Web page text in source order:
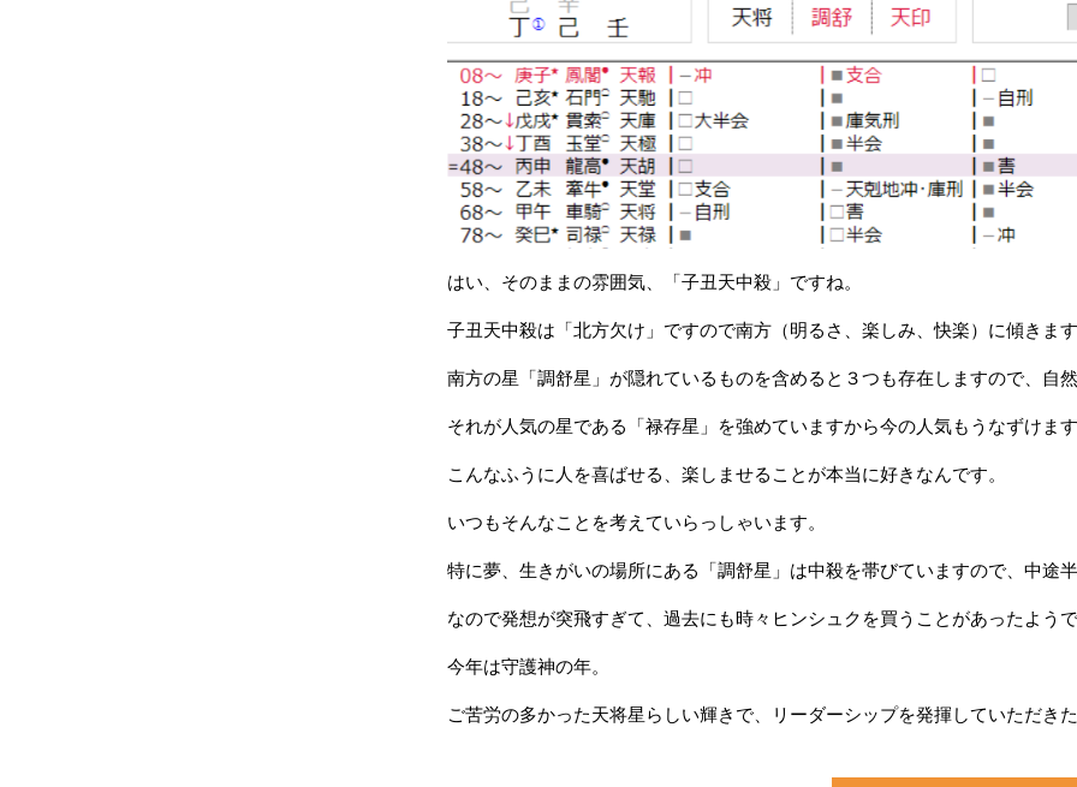
はい、そのままの雰囲気、「子丑天中殺」ですね。
子丑天中殺は「北方欠け」ですので南方（明るさ、楽しみ、快楽）に傾きま
南方の星「調舒星」が隠れているものを含めると３つも存在しますので、自
それが人気の星である「禄存星」を強めていますから今の人気もうなずけま
こんなふうに人を喜ばせる、楽しませることが本当に好きなんです。
いつもそんなことを考えていらっしゃいます。
特に夢、生きがいの場所にある「調舒星」は中殺を帯びていますので、中途
なので発想が突飛すぎて、過去にも時々ヒンシュクを買うことがあったよう
今年は守護神の年。
ご苦労の多かった天将星らしい輝きで、リーダーシップを発揮していただき